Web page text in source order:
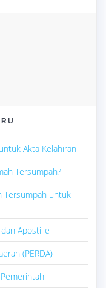
Akta Kelahiran
Tersumpah?
Tersumpah untuk
Apostille
(PERDA)